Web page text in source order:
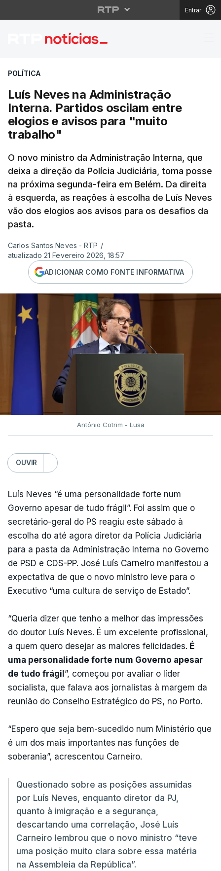
Entrar
Luís Neves na
POLÍTICA
Luís Neves na Administração
Interna. Partidos oscilam entre
elogios e avisos para "muito
trabalho"
O novo ministro da Administração Interna, que
deixa a direção da Polícia Judiciária, toma posse
na próxima segunda-feira em Belém. Da direita
à esquerda, as reações à escolha de Luís Neves
vão dos elogios aos avisos para os desafios da
pasta.
Carlos Santos Neves - RTP /
atualizado 21 Fevereiro 2026, 18:57
ADICIONAR COMO FONTE INFORMATIVA
António Cotrim - Lusa
OUVIR
Luís Neves “é uma personalidade forte num
Governo apesar de tudo frágil”. Foi assim que o
secretário-geral do PS reagiu este sábado à
escolha do até agora diretor da Polícia Judiciária
para a pasta da Administração Interna no Governo
de PSD e CDS-PP. José Luís Carneiro manifestou a
expectativa de que o novo ministro leve para o
Executivo “uma cultura de serviço de Estado”.
“Queria dizer que tenho a melhor das impressões
do doutor Luís Neves. É um excelente profissional,
a quem quero desejar as maiores felicidades. É
uma personalidade forte num Governo apesar
de tudo frágil”, começou por avaliar o líder
socialista, que falava aos jornalistas à margem da
reunião do Conselho Estratégico do PS, no Porto.
“Espero que seja bem-sucedido num Ministério que
é um dos mais importantes nas funções de
soberania”, acrescentou Carneiro.
Questionado sobre as posições assumidas
por Luís Neves, enquanto diretor da PJ,
quanto à imigração e a segurança,
descartando uma correlação, José Luís
Carneiro lembrou que o novo ministro “teve
uma posição muito clara sobre essa matéria
na Assembleia da República”.